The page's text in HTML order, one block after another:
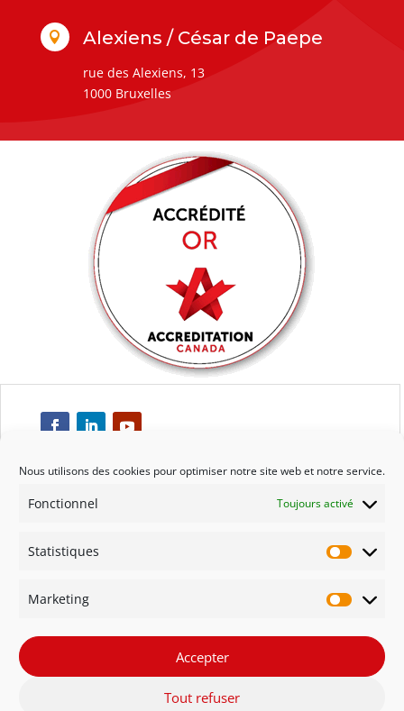
Nous utilisons des cookies pour optimiser notre site web et notre service.
Fonctionnel Toujours activé
Statistiques
Marketing
Accepter
Tout refuser
 Alexiens / César de Paepe
rue des Alexiens, 13
1000 Bruxelles
Respect
Engagement
Qualité